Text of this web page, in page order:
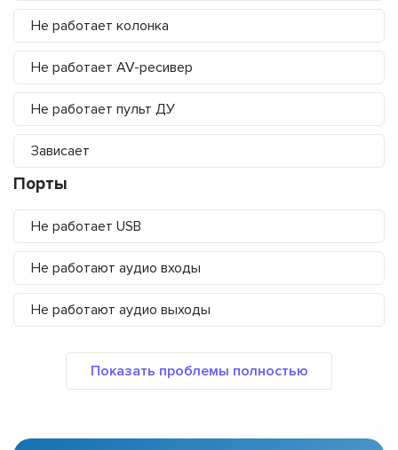
Не работает колонка
Не работает AV-ресивер
Не работает пульт ДУ
Зависает
Порты
Не работает USB
Не работают аудио входы
Не работают аудио выходы